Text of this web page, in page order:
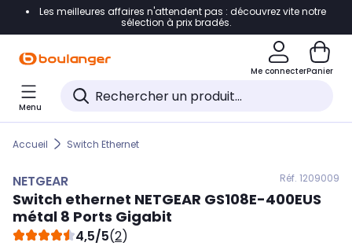
Accéder directement à la navigation
Accéder directement au pied de page
Accéder directement au chatbot
Les meilleures affaires n'attendent pas : découvrez vite notre
sélection à prix bradés.
Me connecterPanier
Menu
Accueil Switch Ethernet
NETGEAR Réf. 1209009
Switch ethernet NETGEAR GS108E-400EUS
métal 8 Ports Gigabit
4,5/5(2)